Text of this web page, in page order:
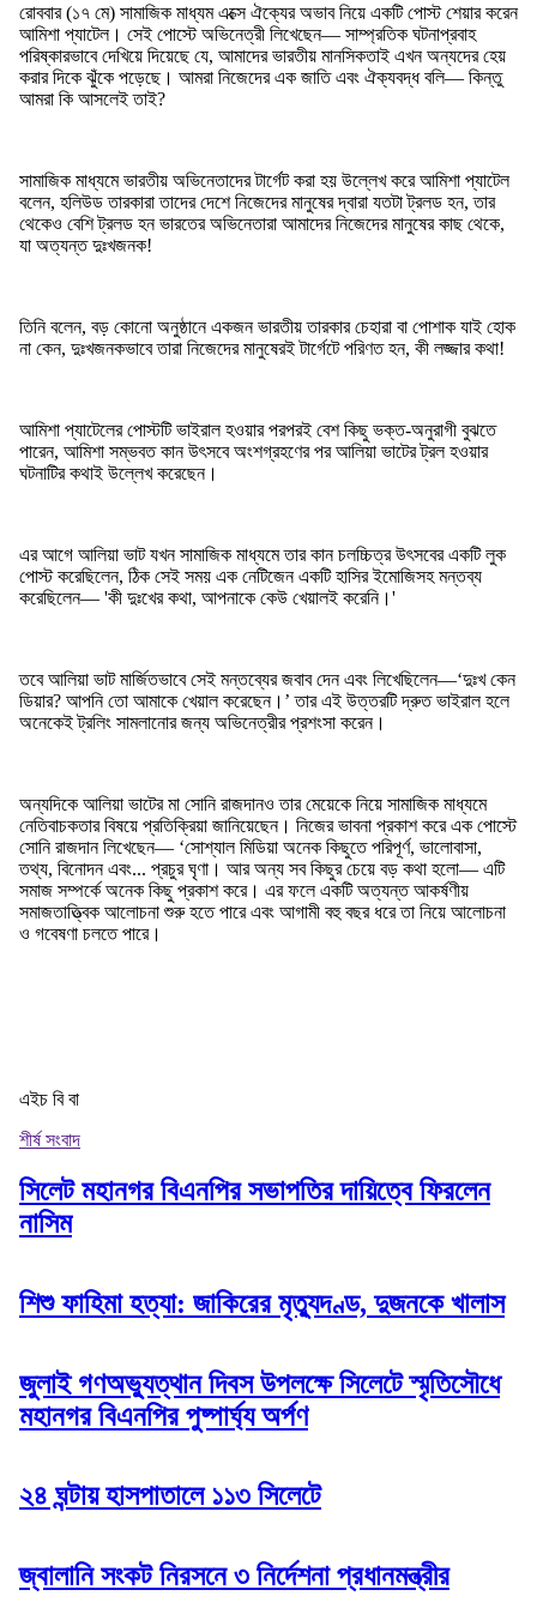
রোববার (১৭ মে) সামাজিক মাধ্যম এক্সে ঐক্যের অভাব নিয়ে একটি পোস্ট শেয়ার করেন
আমিশা প্যাটেল। সেই পোস্টে অভিনেত্রী লিখেছেন— সাম্প্রতিক ঘটনাপ্রবাহ
পরিষ্কারভাবে দেখিয়ে দিয়েছে যে, আমাদের ভারতীয় মানসিকতাই এখন অন্যদের হেয়
করার দিকে ঝুঁকে পড়েছে। আমরা নিজেদের এক জাতি এবং ঐক্যবদ্ধ বলি— কিন্তু
আমরা কি আসলেই তাই?
সামাজিক মাধ্যমে ভারতীয় অভিনেতাদের টার্গেট করা হয় উল্লেখ করে আমিশা প্যাটেল
বলেন, হলিউড তারকারা তাদের দেশে নিজেদের মানুষের দ্বারা যতটা ট্রলড হন, তার
থেকেও বেশি ট্রলড হন ভারতের অভিনেতারা আমাদের নিজেদের মানুষের কাছ থেকে,
যা অত্যন্ত দুঃখজনক!
তিনি বলেন, বড় কোনো অনুষ্ঠানে একজন ভারতীয় তারকার চেহারা বা পোশাক যাই হোক
না কেন, দুঃখজনকভাবে তারা নিজেদের মানুষেরই টার্গেটে পরিণত হন, কী লজ্জার কথা!
আমিশা প্যাটেলের পোস্টটি ভাইরাল হওয়ার পরপরই বেশ কিছু ভক্ত-অনুরাগী বুঝতে
পারেন, আমিশা সম্ভবত কান উৎসবে অংশগ্রহণের পর আলিয়া ভাটের ট্রল হওয়ার
ঘটনাটির কথাই উল্লেখ করেছেন।
এর আগে আলিয়া ভাট যখন সামাজিক মাধ্যমে তার কান চলচ্চিত্র উৎসবের একটি লুক
পোস্ট করেছিলেন, ঠিক সেই সময় এক নেটিজেন একটি হাসির ইমোজিসহ মন্তব্য
করেছিলেন— 'কী দুঃখের কথা, আপনাকে কেউ খেয়ালই করেনি।'
তবে আলিয়া ভাট মার্জিতভাবে সেই মন্তব্যের জবাব দেন এবং লিখেছিলেন—‘দুঃখ কেন
ডিয়ার? আপনি তো আমাকে খেয়াল করেছেন।’ তার এই উত্তরটি দ্রুত ভাইরাল হলে
অনেকেই ট্রলিং সামলানোর জন্য অভিনেত্রীর প্রশংসা করেন।
অন্যদিকে আলিয়া ভাটের মা সোনি রাজদানও তার মেয়েকে নিয়ে সামাজিক মাধ্যমে
নেতিবাচকতার বিষয়ে প্রতিক্রিয়া জানিয়েছেন। নিজের ভাবনা প্রকাশ করে এক পোস্টে
সোনি রাজদান লিখেছেন— ‘সোশ্যাল মিডিয়া অনেক কিছুতে পরিপূর্ণ, ভালোবাসা,
তথ্য, বিনোদন এবং... প্রচুর ঘৃণা। আর অন্য সব কিছুর চেয়ে বড় কথা হলো— এটি
সমাজ সম্পর্কে অনেক কিছু প্রকাশ করে। এর ফলে একটি অত্যন্ত আকর্ষণীয়
সমাজতাত্ত্বিক আলোচনা শুরু হতে পারে এবং আগামী বহু বছর ধরে তা নিয়ে আলোচনা
ও গবেষণা চলতে পারে।
এইচ বি বা
শীর্ষ সংবাদ
সিলেট মহানগর বিএনপির সভাপতির দায়িত্বে ফিরলেন
নাসিম
শিশু ফাহিমা হত্যা: জাকিরের মৃত্যুদণ্ড, দুজনকে খালাস
জুলাই গণঅভ্যুত্থান দিবস উপলক্ষে সিলেটে স্মৃতিসৌধে
মহানগর বিএনপির পুষ্পার্ঘ্য অর্পণ
২৪ ঘন্টায় হাসপাতালে ১১৩ সিলেটে
জ্বালানি সংকট নিরসনে ৩ নির্দেশনা প্রধানমন্ত্রীর